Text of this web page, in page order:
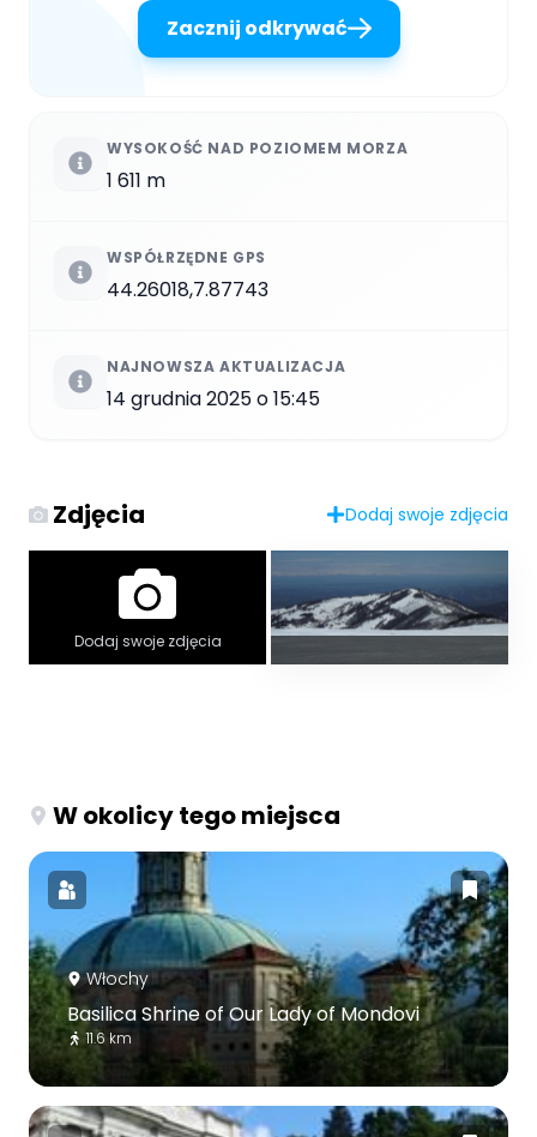
Zacznij odkrywać
WYSOKOŚĆ NAD POZIOMEM MORZA
1 611 m
WSPÓŁRZĘDNE GPS
44.26018,7.87743
NAJNOWSZA AKTUALIZACJA
14 grudnia 2025 o 15:45
Zdjęcia Dodaj swoje zdjęcia
Dodaj swoje zdjęcia
W okolicy tego miejsca
Włochy
Basilica Shrine of Our Lady of Mondovi
11.6 km